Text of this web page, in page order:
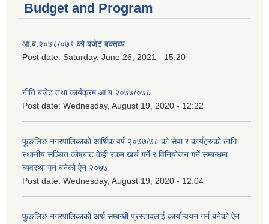
Budget and Program
आ.ब.२०७८/०७९ को बजेट बक्तव्य
Post date: Saturday, June 26, 2021 - 15:20
नीति बजेट तथा कार्यक्रम आ.ब.२०७७/०७८
Post date: Wednesday, August 19, 2020 - 12:22
फूङलिङ नगरपालिकाको आर्थिक वर्ष २०७७/७८ को सेवा र कार्यहरुको लागि
स्थानीय सञ्चित कोषबाट केही रकम खर्च गर्ने र विनियोजन गर्ने सम्बन्धमा
व्यवस्था गर्न बनेको ऐन २०७७
Post date: Wednesday, August 19, 2020 - 12:04
फुङलिङ नगरपालिकाको अर्थ सम्बन्धी प्रस्तावलाई कार्यान्वयन गर्न बनेको ऐन